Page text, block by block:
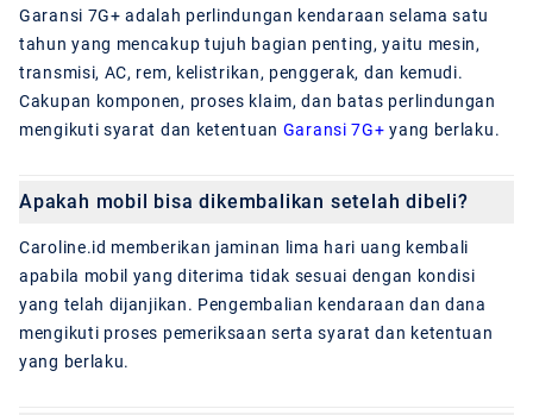
Garansi 7G+ adalah perlindungan kendaraan selama satu
tahun yang mencakup tujuh bagian penting, yaitu mesin,
transmisi, AC, rem, kelistrikan, penggerak, dan kemudi.
Cakupan komponen, proses klaim, dan batas perlindungan
mengikuti syarat dan ketentuan Garansi 7G+ yang berlaku.
Apakah mobil bisa dikembalikan setelah dibeli?
Caroline.id memberikan jaminan lima hari uang kembali
apabila mobil yang diterima tidak sesuai dengan kondisi
yang telah dijanjikan. Pengembalian kendaraan dan dana
mengikuti proses pemeriksaan serta syarat dan ketentuan
yang berlaku.